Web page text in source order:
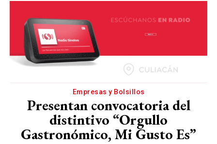
Empresas y Bolsillos
Presentan convocatoria del
distintivo “Orgullo
Gastronómico, Mi Gusto Es”